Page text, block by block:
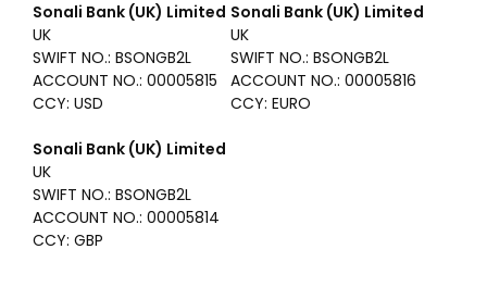
Sonali Bank (UK) Limited
UK
SWIFT NO.: BSONGB2L
ACCOUNT NO.: 00005815
CCY: USD
Sonali Bank (UK) Limited
UK
SWIFT NO.: BSONGB2L
ACCOUNT NO.: 00005816
CCY: EURO
Sonali Bank (UK) Limited
UK
SWIFT NO.: BSONGB2L
ACCOUNT NO.: 00005814
CCY: GBP